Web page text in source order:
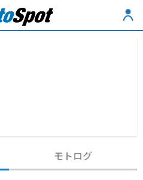
モトログ